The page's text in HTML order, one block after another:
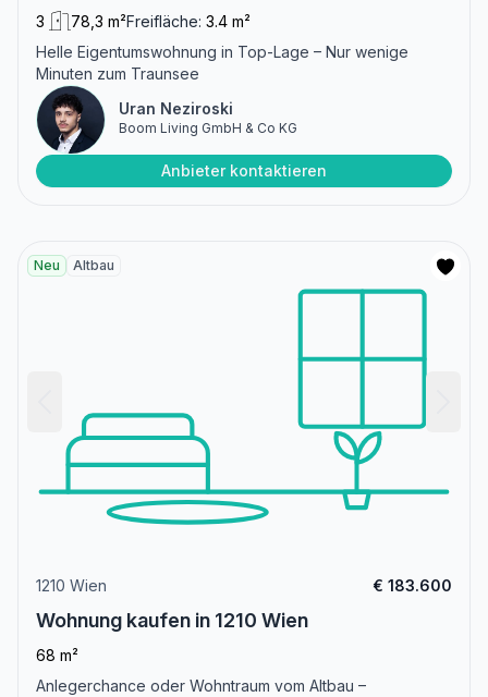
3 78,3 m²Freifläche: 3.4 m²
Helle Eigentumswohnung in Top-Lage – Nur wenige
Minuten zum Traunsee
Uran Neziroski
Boom Living GmbH & Co KG
Anbieter kontaktieren
Neu Altbau
1210 Wien € 183.600
Wohnung kaufen in 1210 Wien
68 m²
Anlegerchance oder Wohntraum vom Altbau –